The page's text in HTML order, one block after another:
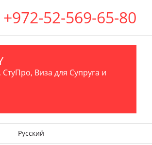
+972-52-569-65-80
Виза для Супруга и
Русский